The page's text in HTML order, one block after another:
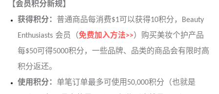
【会员积分新规】
获得积分： 普通商品每消费$1可以获得10积分，Beauty
Enthusiasts 会员（免费加入方法>>） 购买美妆个护产品
每$50可得5000积分，一些品牌、品类的商品会有限时高
积分返还。
使用积分： 单笔订单最多可使用50,000积分（也就是